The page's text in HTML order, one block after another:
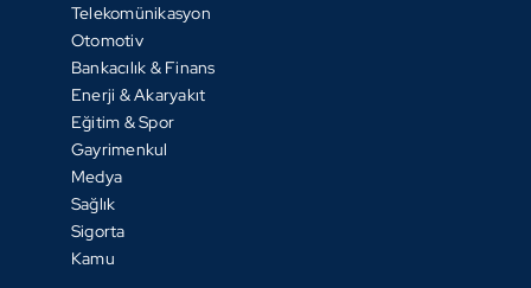
Telekomünikasyon
Otomotiv
Bankacılık & Finans
Enerji & Akaryakıt
Eğitim & Spor
Gayrimenkul
Medya
Sağlık
Sigorta
Kamu